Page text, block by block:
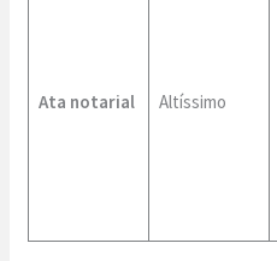
Ata notarial Altíssimo